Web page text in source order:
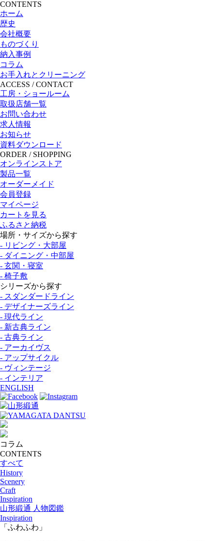
CONTENTS
ホーム
歴史
会社概要
ものづくり
納入事例
コラム
お手入れとクリーニング
ACCESS / CONTACT
工房・ショールーム
取扱店舗一覧
お問い合わせ
求人情報
お知らせ
資料ダウンロード
ORDER / SHOPPING
オンラインストア
製品一覧
オーダーメイド
会員登録
マイページ
カートを見る
ふるさと納税
場所・サイズから探す
- リビング・大部屋
- ダイニング・中部屋
- 玄関・寝室
- 椅子敷
シリーズから探す
- スダンダードライン
- デザイナーズライン
- 現代ライン
- 新古典ライン
- 古典ライン
- アーカイヴス
- アップサイクル
- ヴィンテージ
- インテリア
ENGLISH
コラム
CONTENTS
すべて
History
Scenery
Craft
Inspiration
山形緞通 人物図鑑
Inspiration
「ふわふわ」